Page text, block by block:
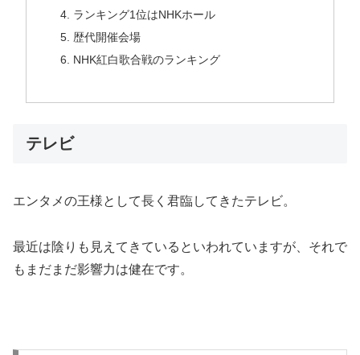
ランキング1位はNHKホール
歴代開催会場
NHK紅白歌合戦のランキング
テレビ
エンタメの王様として長く君臨してきたテレビ。
最近は陰りも見えてきているといわれていますが、それで
もまだまだ影響力は健在です。